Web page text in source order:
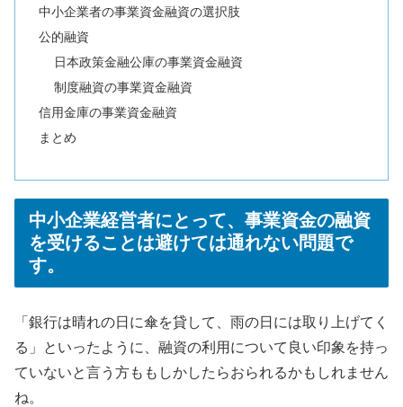
中小企業者の事業資金融資の選択肢
公的融資
日本政策金融公庫の事業資金融資
制度融資の事業資金融資
信用金庫の事業資金融資
まとめ
中小企業経営者にとって、事業資金の融資
を受けることは避けては通れない問題で
す。
「銀行は晴れの日に傘を貸して、雨の日には取り上げてく
る」といったように、融資の利用について良い印象を持っ
ていないと言う方ももしかしたらおられるかもしれません
ね。